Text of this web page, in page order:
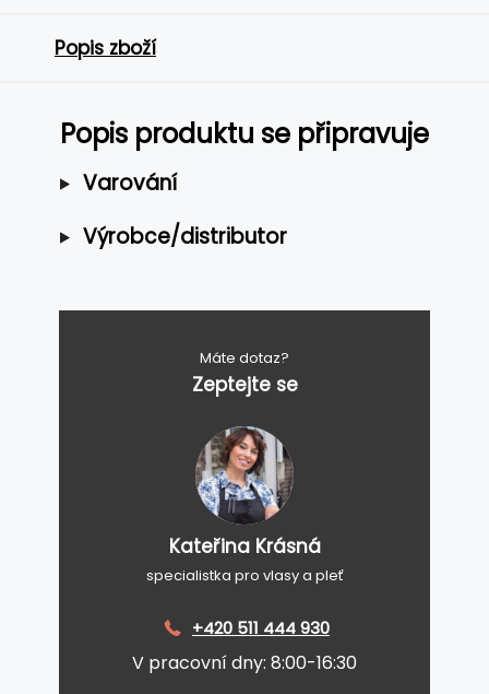
Popis zboží
Popis produktu se připravuje
Varování
Výrobce/distributor
Máte dotaz?
Zeptejte se
Kateřina Krásná
specialistka pro vlasy a pleť
+420 511 444 930
V pracovní dny: 8:00-16:30